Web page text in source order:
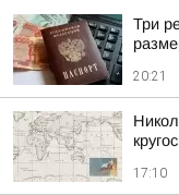
Три
20:21
17:10